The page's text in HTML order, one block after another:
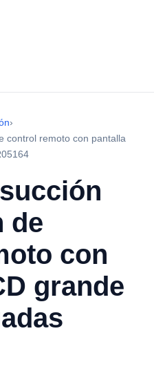
›
control remoto con pantalla
de
con
grande